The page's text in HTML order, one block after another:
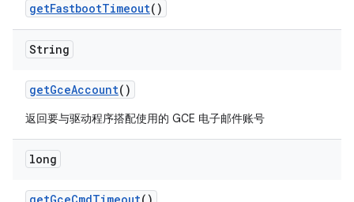
getFastbootTimeout()
String
getGceAccount()
返回要与驱动程序搭配使用的 GCE 电子邮件账号
long